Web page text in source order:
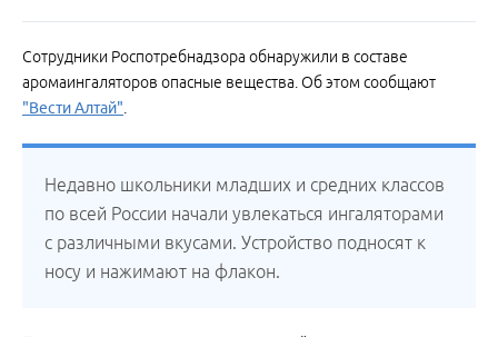
Сотрудники Роспотребнадзора обнаружили в составе
аромаингаляторов опасные вещества. Об этом сообщают
"Вести Алтай".
Недавно школьники младших и средних классов
по всей России начали увлекаться ингаляторами
с различными вкусами. Устройство подносят к
носу и нажимают на флакон.